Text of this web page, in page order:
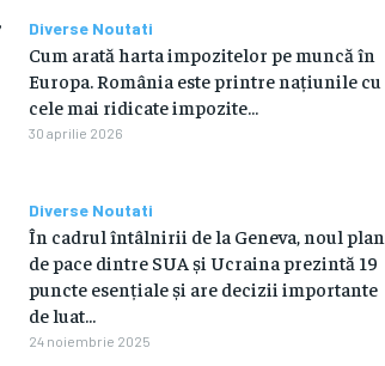
Diverse Noutati
Cum arată harta impozitelor pe muncă în
Europa. România este printre națiunile cu
cele mai ridicate impozite…
30 aprilie 2026
Diverse Noutati
În cadrul întâlnirii de la Geneva, noul plan
de pace dintre SUA și Ucraina prezintă 19
puncte esențiale și are decizii importante
de luat...
24 noiembrie 2025